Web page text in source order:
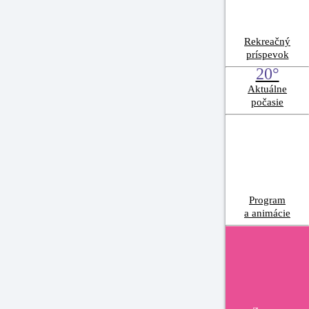
Rekreačný
príspevok
20°
Aktuálne
počasie
Program
a animácie